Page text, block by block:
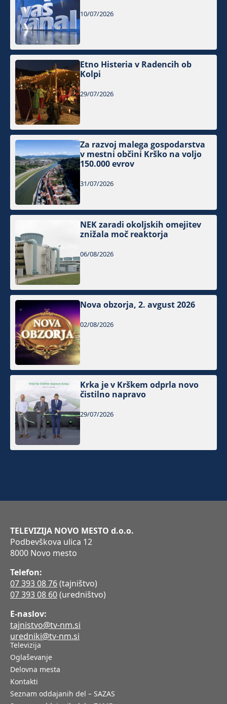
10/07/2026
Etno Histeria v Radencih ob
Kolpi
29/07/2026
Za razvoj malega gospodarstva
v mestni občini Krško na voljo
150.000 evrov
31/07/2026
NEK zaradi okoljskih omejitev
znižala moč reaktorja
06/08/2026
Nova obzorja, 2. avgust 2026
02/08/2026
Krka je v Krškem odprla novo
čistilno napravo
29/07/2026
TELEVIZIJA NOVO MESTO d.o.o.
Podbevškova ulica 12
8000 Novo mesto
Telefon:
07 393 08 76(tajništvo)
07 393 08 60(uredništvo)
E-naslov:
tajnistvo@tv-nm.si
uredniki@tv-nm.si
Televizija
Oglaševanje
Delovna mesta
Kontakti
Seznam oddajanih del – SAZAS